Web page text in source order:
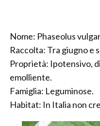
Nome: Phaseolus
Raccolta: Tra giugno e
Proprietà: Ipotensivo,
emolliente.
Famiglia: Leguminose.
Habitat: In Italia non